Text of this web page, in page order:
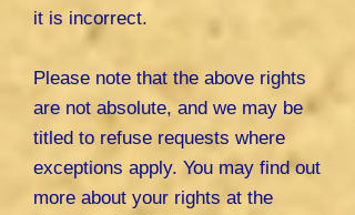
it is incorrect.
Please note that the above rights
are not absolute, and we may be
titled to refuse requests where
exceptions apply. You may find out
more about your rights at the